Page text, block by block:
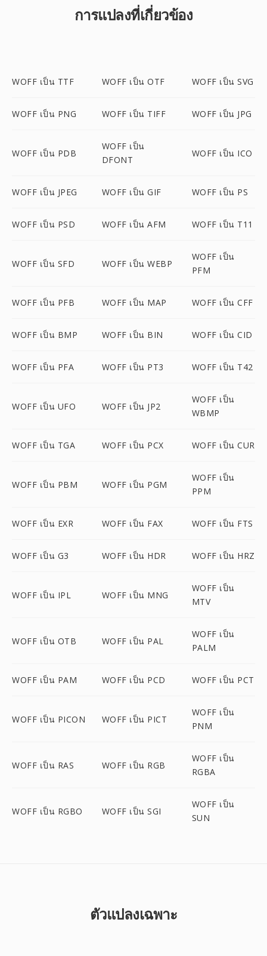
การแปลงที่เกี่ยวข้อง
WOFF เป็น TTF WOFF เป็น OTF WOFF เป็น SVG
WOFF เป็น PNG WOFF เป็น TIFF WOFF เป็น JPG
WOFF เป็น PDB
WOFF เป็น
DFONT
WOFF เป็น ICO
WOFF เป็น JPEG WOFF เป็น GIF WOFF เป็น PS
WOFF เป็น PSD WOFF เป็น AFM WOFF เป็น T11
WOFF เป็น SFD WOFF เป็น WEBP
WOFF เป็น
PFM
WOFF เป็น PFB WOFF เป็น MAP WOFF เป็น CFF
WOFF เป็น BMP WOFF เป็น BIN WOFF เป็น CID
WOFF เป็น PFA WOFF เป็น PT3 WOFF เป็น T42
WOFF เป็น UFO WOFF เป็น JP2
WOFF เป็น
WBMP
WOFF เป็น TGA WOFF เป็น PCX WOFF เป็น CUR
WOFF เป็น PBM WOFF เป็น PGM
WOFF เป็น
PPM
WOFF เป็น EXR WOFF เป็น FAX WOFF เป็น FTS
WOFF เป็น G3 WOFF เป็น HDR WOFF เป็น HRZ
WOFF เป็น IPL WOFF เป็น MNG
WOFF เป็น
MTV
WOFF เป็น OTB WOFF เป็น PAL
WOFF เป็น
PALM
WOFF เป็น PAM WOFF เป็น PCD WOFF เป็น PCT
WOFF เป็น PICON WOFF เป็น PICT
WOFF เป็น
PNM
WOFF เป็น RAS WOFF เป็น RGB
WOFF เป็น
RGBA
WOFF เป็น RGBO WOFF เป็น SGI
WOFF เป็น
SUN
ตัวแปลงเฉพาะ